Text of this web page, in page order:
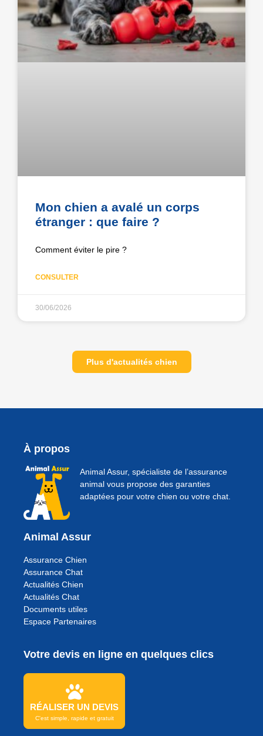
Mon chien a avalé un corps
étranger : que faire ?
Comment éviter le pire ?
CONSULTER
30/06/2026
Plus d'actualités chien
À propos
Animal Assur, spécialiste de l’assurance
animal vous propose des garanties
adaptées pour votre chien ou votre chat.
Animal Assur
Assurance Chien
Assurance Chat
Actualités Chien
Actualités Chat
Documents utiles
Espace Partenaires
Votre devis en ligne en quelques clics
RÉALISER UN DEVIS
C'est simple, rapide et gratuit